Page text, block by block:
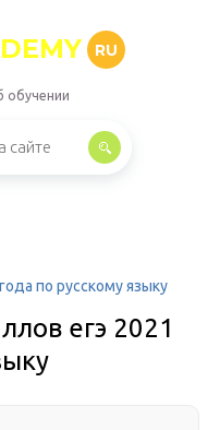
RU
обучении
по русскому языку
егэ 2021